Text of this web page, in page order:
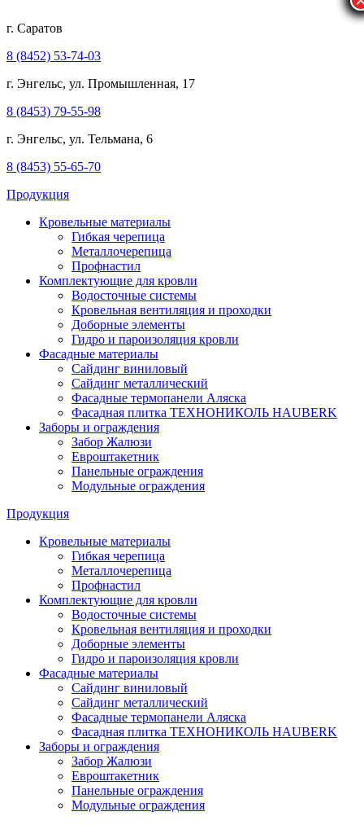
г. Саратов
8 (8452) 53-74-03
г. Энгельс, ул. Промышленная, 17
8 (8453) 79-55-98
г. Энгельс, ул. Тельмана, 6
8 (8453) 55-65-70
Продукция
Кровельные материалы
Гибкая черепица
Металлочерепица
Профнастил
Комплектующие для кровли
Водосточные системы
Кровельная вентиляция и проходки
Доборные элементы
Гидро и пароизоляция кровли
Фасадные материалы
Сайдинг виниловый
Сайдинг металлический
Фасадные термопанели Аляска
Фасадная плитка ТЕХНОНИКОЛЬ HAUBERK
Заборы и ограждения
Забор Жалюзи
Евроштакетник
Панельные ограждения
Модульные ограждения
Продукция
Кровельные материалы
Гибкая черепица
Металлочерепица
Профнастил
Комплектующие для кровли
Водосточные системы
Кровельная вентиляция и проходки
Доборные элементы
Гидро и пароизоляция кровли
Фасадные материалы
Сайдинг виниловый
Сайдинг металлический
Фасадные термопанели Аляска
Фасадная плитка ТЕХНОНИКОЛЬ HAUBERK
Заборы и ограждения
Забор Жалюзи
Евроштакетник
Панельные ограждения
Модульные ограждения